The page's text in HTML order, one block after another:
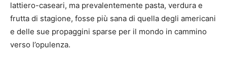
lattiero-caseari, ma prevalentemente pasta, verdura e
frutta di stagione, fosse più sana di quella degli americani
e delle sue propaggini sparse per il mondo in cammino
verso l’opulenza.